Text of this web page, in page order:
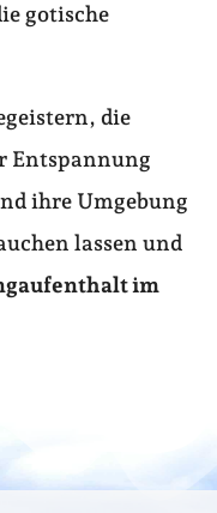
gotische
die
Entspannung
ihre Umgebung
lassen und
im